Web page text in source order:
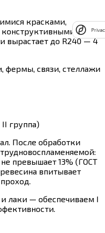
красками,
вырастает до R240 — 4
фермы, связи, стеллажи
группа)
После обработки
превышает 13% (ГОСТ
впитывает
лаки — обеспечиваем I